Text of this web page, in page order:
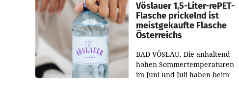
Vöslauer 1,5-Liter-rePET-
Flasche prickelnd ist
meistgekaufte Flasche
Österreichs
BAD VÖSLAU. Die anhaltend
hohen Sommertemperaturen
im Juni und Juli haben beim